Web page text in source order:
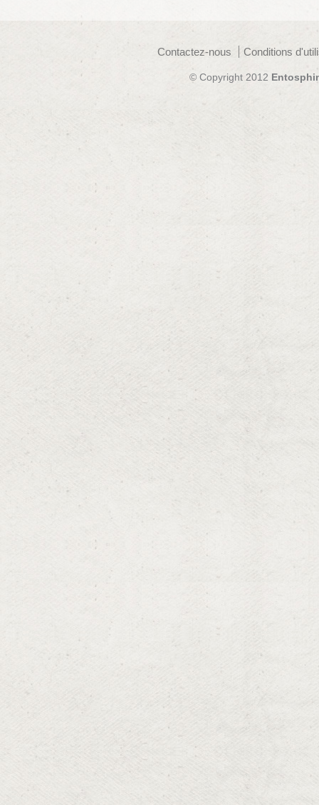
Contactez-nous Conditions
© Copyright 2012